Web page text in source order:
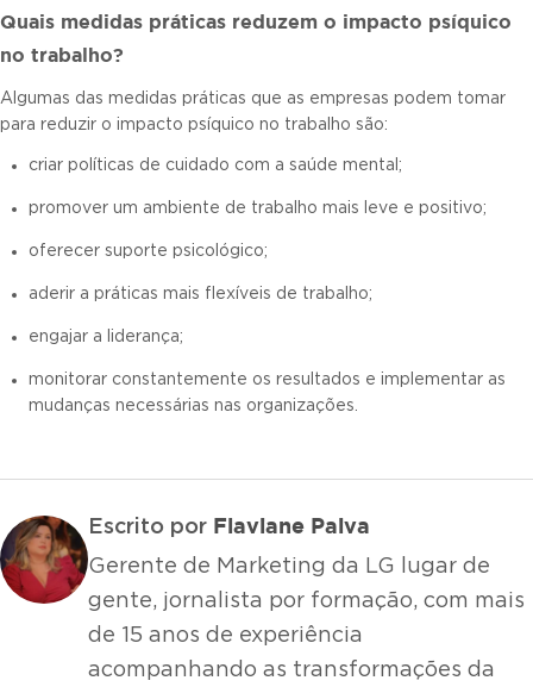
Quais medidas práticas reduzem o impacto psíquico
no trabalho?
Algumas das medidas práticas que as empresas podem tomar
para reduzir o impacto psíquico no trabalho são:
criar políticas de cuidado com a saúde mental;
promover um ambiente de trabalho mais leve e positivo;
oferecer suporte psicológico;
aderir a práticas mais flexíveis de trabalho;
engajar a liderança;
monitorar constantemente os resultados e implementar as
mudanças necessárias nas organizações.
Escrito por Flaviane Paiva
Gerente de Marketing da LG lugar de
gente, jornalista por formação, com mais
de 15 anos de experiência
acompanhando as transformações da